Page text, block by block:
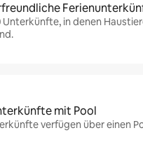
Unterkünfte, in denen
mit Pool
verfügen über einen